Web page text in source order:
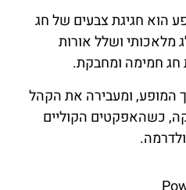
הוא חגיגת צבעים של חג
מלאכותי ושלל אורות
חג חמימה ומחבקת.
המופע, ומעבירה את הקהל
כשהאפקטים הקוליים